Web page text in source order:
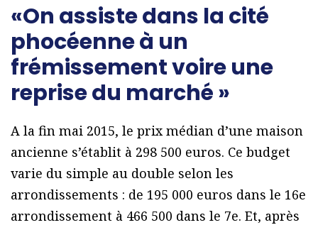
«On assiste dans la cité
phocéenne à un
frémissement voire une
reprise du marché »
A la fin mai 2015, le prix médian d’une maison
ancienne s’établit à 298 500 euros. Ce budget
varie du simple au double selon les
arrondissements : de 195 000 euros dans le 16e
arrondissement à 466 500 dans le 7e. Et, après